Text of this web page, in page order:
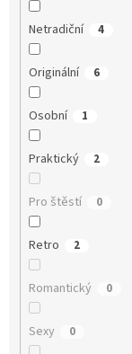
Netradiční 4
Originální 6
Osobní 1
Praktický 2
Pro štěstí 0
Retro 2
Romantický 0
Sexy 0